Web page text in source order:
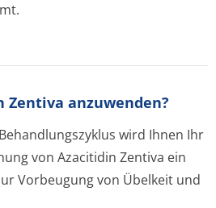
Zentiva anzuwenden?
wird Ihnen Ihr
von Azacitidin Zentiva ein
Vorbeugung von Übelkeit und